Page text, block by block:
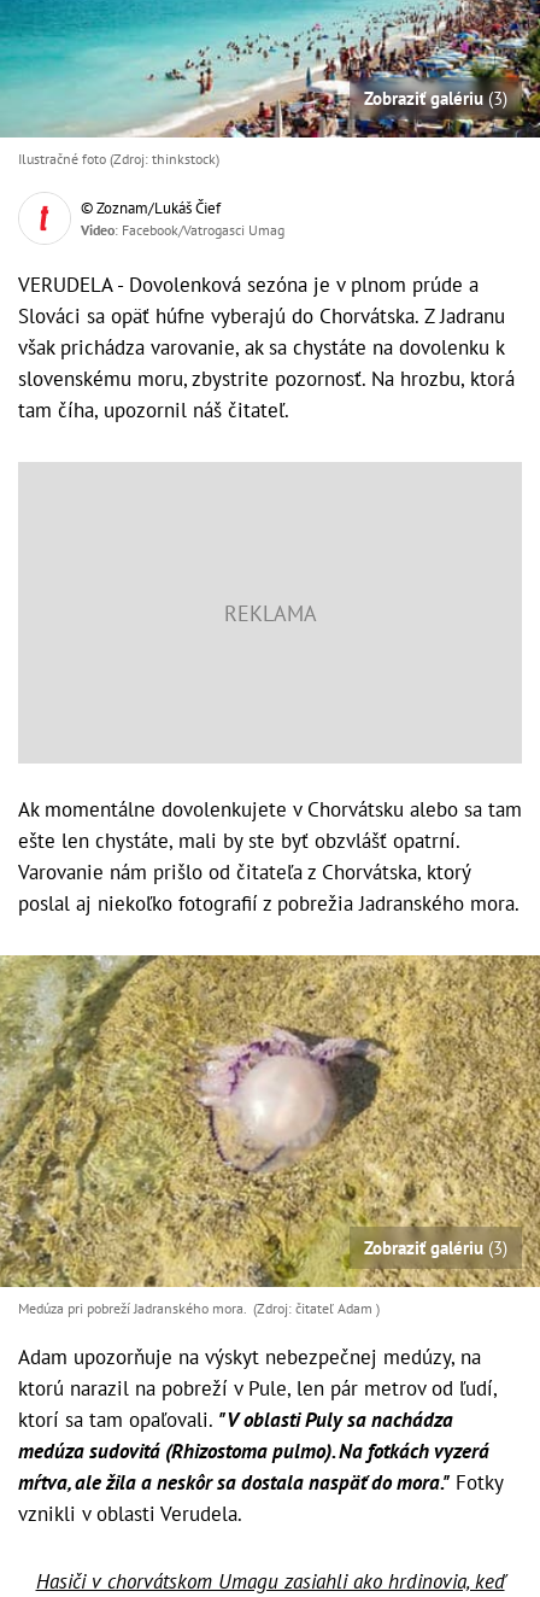
Zobraziť galériu(3)
Ilustračné foto (Zdroj: thinkstock)
© Zoznam/Lukáš Čief
Video: Facebook/Vatrogasci Umag
VERUDELA - Dovolenková sezóna je v plnom prúde a
Slováci sa opäť húfne vyberajú do Chorvátska. Z Jadranu
však prichádza varovanie, ak sa chystáte na dovolenku k
slovenskému moru, zbystrite pozornosť. Na hrozbu, ktorá
tam číha, upozornil náš čitateľ.
Ak momentálne dovolenkujete v Chorvátsku alebo sa tam
ešte len chystáte, mali by ste byť obzvlášť opatrní.
Varovanie nám prišlo od čitateľa z Chorvátska, ktorý
poslal aj niekoľko fotografií z pobrežia Jadranského mora.
Zobraziť galériu (3)
Medúza pri pobreží Jadranského mora. (Zdroj: čitateľ Adam )
Adam upozorňuje na výskyt nebezpečnej medúzy, na
ktorú narazil na pobreží v Pule, len pár metrov od ľudí,
ktorí sa tam opaľovali. "V oblasti Puly sa nachádza
medúza sudovitá (Rhizostoma pulmo). Na fotkách vyzerá
mŕtva, ale žila a neskôr sa dostala naspäť do mora." Fotky
vznikli v oblasti Verudela.
Hasiči v chorvátskom Umagu zasiahli ako hrdinovia, keď